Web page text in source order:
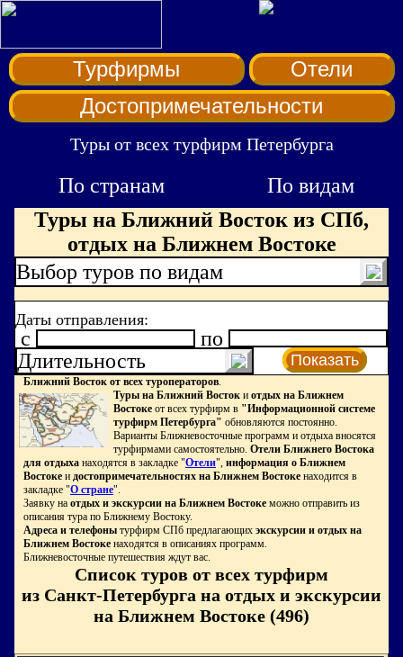
Турфирмы
Отели
Достопримечательности
Туры от всех турфирм Петербурга
По странам
По видам
Туры на Ближний Восток из СПб,
отдых на Ближнем Востоке
Выбор туров по видам
Даты отправления:
c
по
Длительность
Показать
Ближний Восток от всех туроператоров.
Туры на Ближний Восток и отдых на Ближнем
Востоке от всех турфирм в "Информационной системе
турфирм Петербурга" обновляются постоянно.
Варианты Ближневосточные программ и отдыха вносятся
турфирмами самостоятельно. Отели Ближнего Востока
для отдыха находятся в закладке "Отели", информация о Ближнем
Востоке и достопримечательностях на Ближнем Востоке находится в
закладке "О стране".
Заявку на отдых и экскурсии на Ближнем Востоке можно отправить из
описания тура по Ближнему Востоку.
Адреса и телефоны турфирм СПб предлагающих экскурсии и отдых на
Ближнем Востоке находятся в описаниях программ.
Ближневосточные путешествия ждут вас.
Список туров от всех турфирм
из Санкт-Петербурга на отдых и экскурсии
на Ближнем Востоке (496)